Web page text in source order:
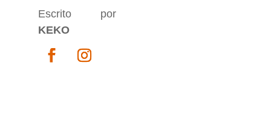
Escrito por
KEKO